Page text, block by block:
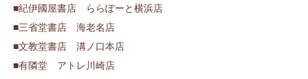
紀伊國屋書店 ららぽーと横浜店
三省堂書店 海老名店
文教堂書店 溝ノ口本店
有隣堂 アトレ川崎店